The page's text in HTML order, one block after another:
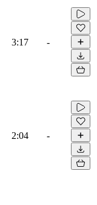
3:17 -
2:04 -